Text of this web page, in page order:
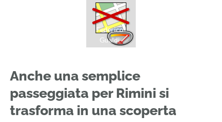
Federico
Gualdi
Anche una semplice
passeggiata per Rimini si
trasforma in una scoperta